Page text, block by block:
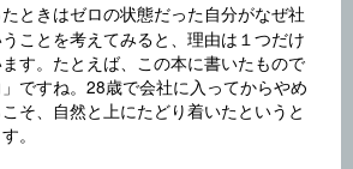
ときはゼロの状態だった自分がなぜ社
ことを考えてみると、理由は１つだけ
す。たとえば、この本に書いたもので
ですね。28歳で会社に入ってからやめ
そ、自然と上にたどり着いたというと
。